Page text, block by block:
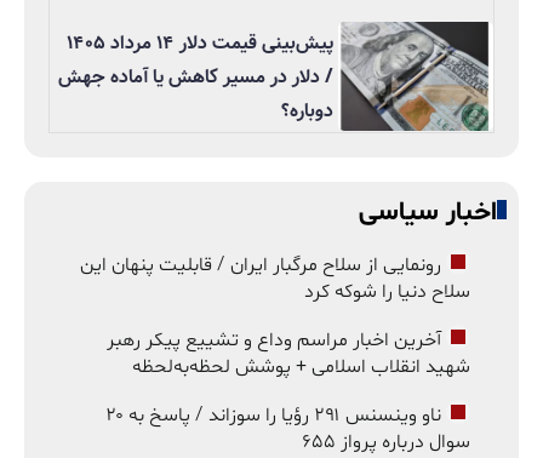
پیش‌بینی قیمت دلار ۱۴ مرداد ۱۴۰۵
/ دلار در مسیر کاهش یا آماده جهش
دوباره؟
اخبار سیاسی
رونمایی از سلاح مرگبار ایران / قابلیت پنهان این
سلاح دنیا را شوکه کرد
آخرین اخبار مراسم وداع و تشییع پیکر رهبر
شهید انقلاب اسلامی + پوشش لحظه‌به‌لحظه
ناو وینسنس ۲۹۱ رؤیا را سوزاند / پاسخ به ۲۰
سوال درباره پرواز ۶۵۵